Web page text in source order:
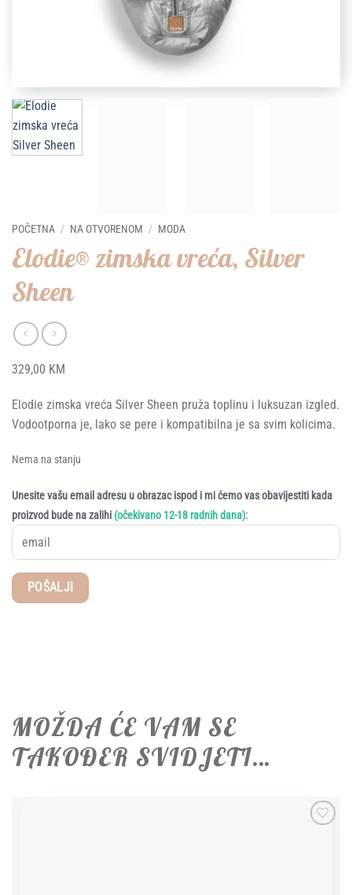
POČETNA / NA OTVORENOM / MODA
Elodie® zimska vreća, Silver
Sheen
329,00 KM
Elodie zimska vreća Silver Sheen pruža toplinu i luksuzan izgled.
Vodootporna je, lako se pere i kompatibilna je sa svim kolicima.
Nema na stanju
Unesite vašu email adresu u obrazac ispod i mi ćemo vas obavijestiti kada
proizvod bude na zalihi (očekivano 12-18 radnih dana):
MOŽDA ĆE VAM SE
TAKOĐER SVIDJETI…